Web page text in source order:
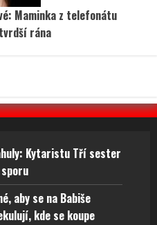
Maminka z telefonátu
rána
Kytaristu Tří sester
aby se na Babiše
kde se koupe